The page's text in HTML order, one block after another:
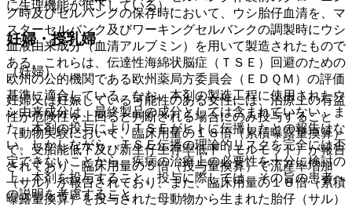
に生理機能が低下している）。
妊婦・授乳婦
（妊婦）
妊婦又は妊娠している可能性のある女性には、治療上の有益
性が危険性を上回ると判断される場合にのみ投与すること
（動物実験において、臨床用量の１８倍（累積曝露量換算）
で、受胎能低下及び新生仔生存率低下（モルモット）が報告
されており、臨床用量の５倍（投与量換算）で流産率増加
（サル）が報告されており、また、臨床用量の１８倍（累積
曝露量換算）を投与された母動物から生まれた胎仔（サル）
グ時及びセルバンクの保存時において、ウシ胎仔血清を、マ
スターセルバンク及びワーキングセルバンクの調製時にウシ
血液由来成分（血清アルブミン）を用いて製造されたもので
ある。これらは、伝達性海綿状脳症（ＴＳＥ）回避のための
欧州の公的機関である欧州薬局方委員会（ＥＤＱＭ）の評価
基準に適合している。なお、本剤の製造工程に使用されたウ
シ由来成分は、最終製品の成分としては含まれていない。ま
た、本剤の投与によりＴＳＥがヒトに伝播したとの報告はな
い。しかしながら、ＴＳＥ伝播の理論的リスクを完全には否
定できないことから、疾病の治療上の必要性を十分に検討の
上、本剤を投与すること。投与に際しては、その旨の患者へ
の説明を考慮すること。